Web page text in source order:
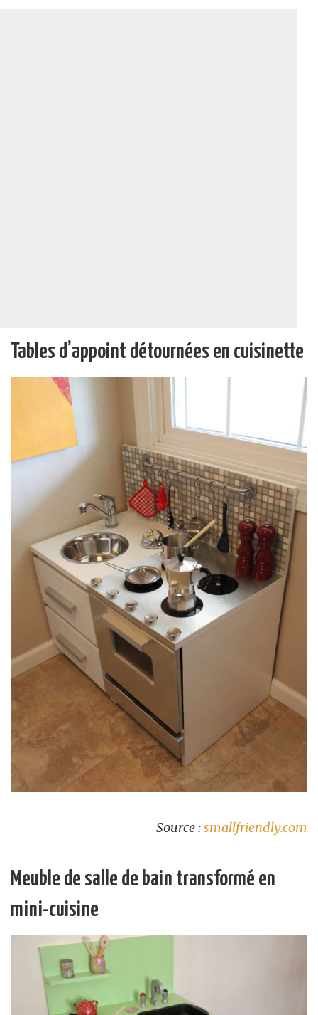
Tables d’appoint détournées en cuisinette
Source :smallfriendly.com
Meuble de salle de bain transformé en
mini-cuisine